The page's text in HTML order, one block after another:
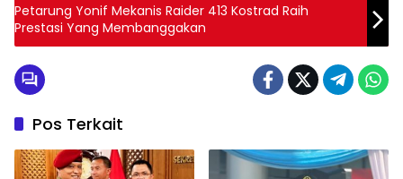
Petarung Yonif Mekanis Raider 413 Kostrad Raih
Prestasi Yang Membanggakan
Pos Terkait